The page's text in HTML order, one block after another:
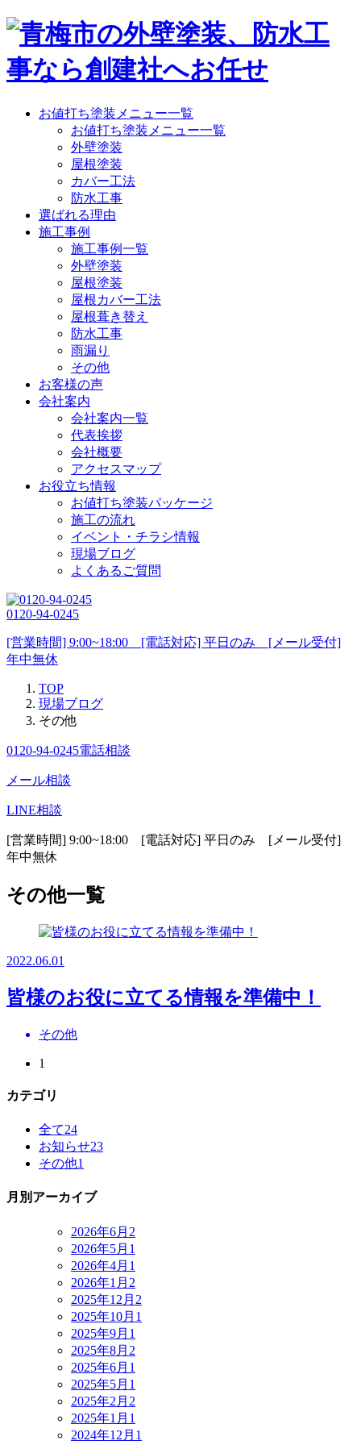
お値打ち塗装メニュー一覧
お値打ち塗装メニュー一覧
外壁塗装
屋根塗装
カバー工法
防水工事
選ばれる理由
施工事例
施工事例一覧
外壁塗装
屋根塗装
屋根カバー工法
屋根葺き替え
防水工事
雨漏り
その他
お客様の声
会社案内
会社案内一覧
代表挨拶
会社概要
アクセスマップ
お役立ち情報
お値打ち塗装パッケージ
施工の流れ
イベント・チラシ情報
現場ブログ
よくあるご質問
0120-94-0245
[営業時間] 9:00~18:00 [電話対応] 平日のみ [メール受付]
年中無休
TOP
現場ブログ
その他
0120-94-0245電話相談
メール相談
LINE相談
[営業時間] 9:00~18:00 [電話対応] 平日のみ [メール受付]
年中無休
その他一覧
2022.06.01
皆様のお役に立てる情報を準備中！
その他
1
カテゴリ
全て24
お知らせ23
その他1
月別アーカイブ
2026年6月 2
2026年5月 1
2026年4月 1
2026年1月 2
2025年12月 2
2025年10月 1
2025年9月 1
2025年8月 2
2025年6月 1
2025年5月 1
2025年2月 2
2025年1月 1
2024年12月 1